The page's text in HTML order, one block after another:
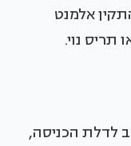
אלמנט
תריס נוי.
לדלת הכניסה,